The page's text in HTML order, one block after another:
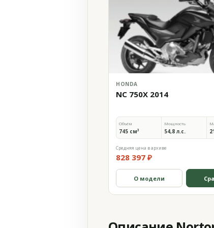
HONDA
NC 750X 2014
Объём
745 см³
Мощность
54,8 л.с.
Средняя цена в архиве
828 397 ₽
О модели